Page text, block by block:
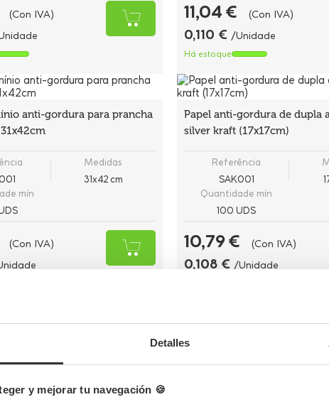
Detalles
y mejorar tu navegación 🍪
(Con IVA) 11,04 € (Con IVA)
0,110 € /Unidade
Há estoque
anti-gordura para prancha
Medidas
31x42 cm
mín
(Con IVA)
Papel anti-gordura de dupla
silver kraft (17x17cm)
Referência
SAK001
Quantidade mín
100 UDS
10,79 € (Con IVA)
0,108 € /Unidade
Medidas
Molde de cartón premium